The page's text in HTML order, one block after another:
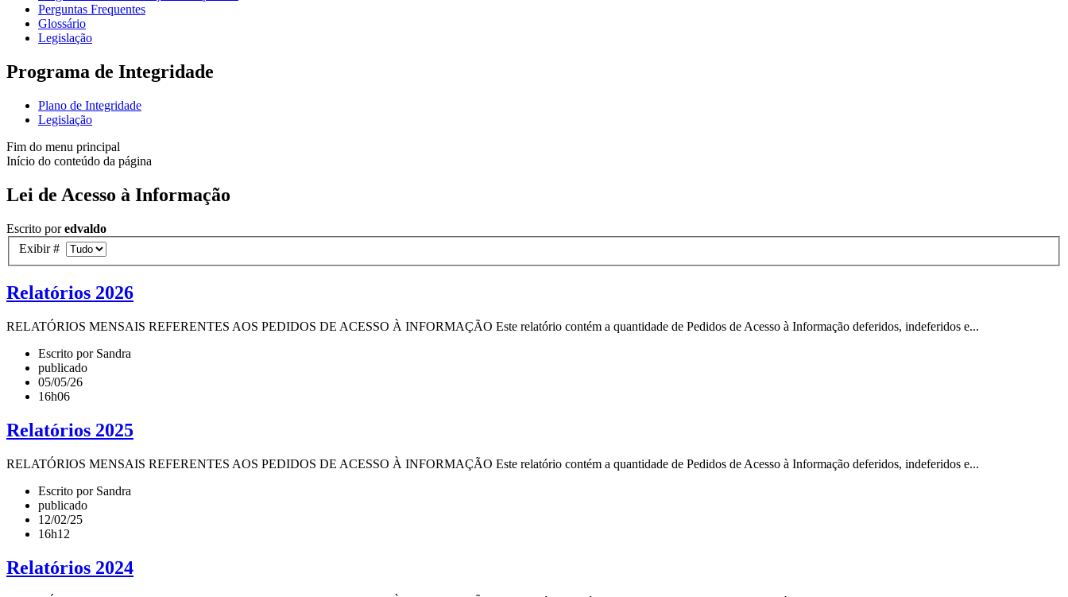
Perguntas Frequentes
Glossário
Legislação
Programa de Integridade
Plano de Integridade
Legislação
Fim do menu principal
Início do conteúdo da página
Lei de Acesso à Informação
Escrito poredvaldo
Exibir #
Relatórios 2026
RELATÓRIOS MENSAIS REFERENTES AOS PEDIDOS DE ACESSO À INFORMAÇÃO Este relatório contém a quantidade de Pedidos de Acesso à Informação deferidos, indeferidos e...
Escrito por Sandra
publicado
05/05/26
16h06
Relatórios 2025
RELATÓRIOS MENSAIS REFERENTES AOS PEDIDOS DE ACESSO À INFORMAÇÃO Este relatório contém a quantidade de Pedidos de Acesso à Informação deferidos, indeferidos e...
Escrito por Sandra
publicado
12/02/25
16h12
Relatórios 2024